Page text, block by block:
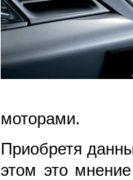
моторами.
Приобретя
этом это